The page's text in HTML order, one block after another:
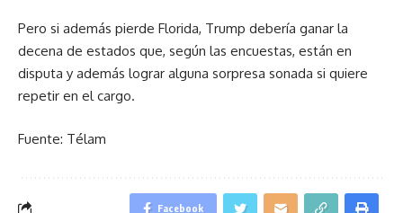
Pero si además pierde Florida, Trump debería ganar la
decena de estados que, según las encuestas, están en
disputa y además lograr alguna sorpresa sonada si quiere
repetir en el cargo.
Fuente: Télam
Facebook